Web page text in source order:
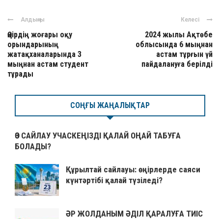
Алдыңғы
Өңірдің жоғары оқу
орындарының
жатақханаларында 3
мыңнан астам студент
тұрады
Келесі
2024 жылы Ақтөбе
облысында 6 мыңнан
астам тұрғын үй
пайдалануға берілді
СОҢҒЫ ЖАҢАЛЫҚТАР
ӨЗ САЙЛАУ УЧАСКЕҢІЗДІ ҚАЛАЙ ОҢАЙ ТАБУҒА
БОЛАДЫ?
Құрылтай сайлауы: өңірлерде саяси
күнтәртібі қалай түзіледі?
ӘР ЖОЛДАНЫМ ӘДІЛ ҚАРАЛУҒА ТИІС